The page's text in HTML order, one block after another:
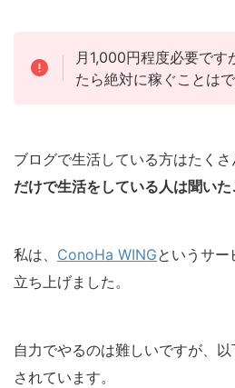
月1,000円程度必要です
たら絶対に稼ぐことはで
ブログで生活している方はたくさ
だけで生活をしている人は聞い
私は、 ConoHa WINGというサ
立ち上げました。
自力でやるのは難しいですが、
されています。